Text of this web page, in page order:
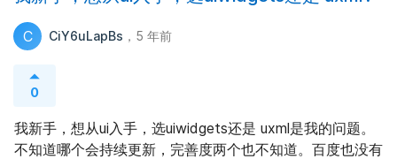
C CiY6uLapBs ，5 年前
0
我新手，想从ui入手，选uiwidgets还是 uxml是我的问题。
不知道哪个会持续更新，完善度两个也不知道。百度也没有